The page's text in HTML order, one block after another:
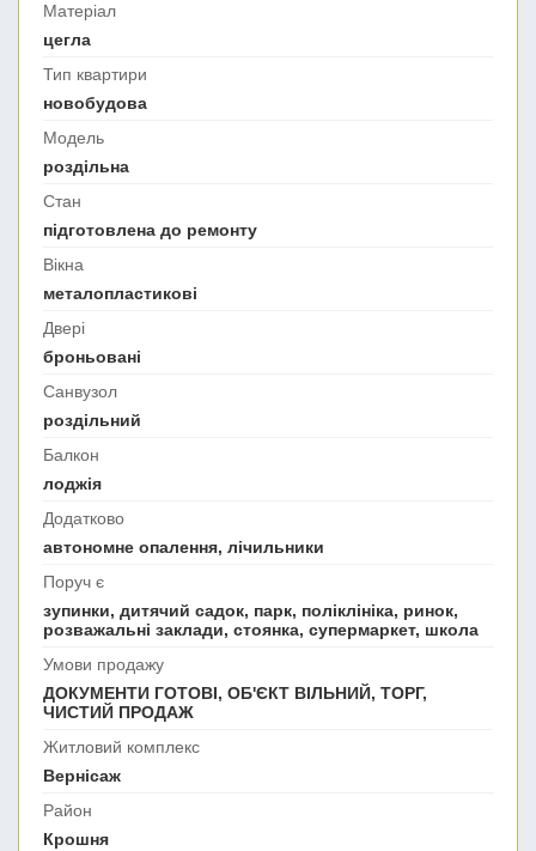
Матеріал
цегла
Тип квартири
новобудова
Модель
роздільна
Стан
підготовлена до ремонту
Вікна
металопластикові
Двері
броньовані
Санвузол
роздільний
Балкон
лоджія
Додатково
автономне опалення, лічильники
Поруч є
зупинки, дитячий садок, парк, поліклініка, ринок,
розважальні заклади, стоянка, супермаркет, школа
Умови продажу
ДОКУМЕНТИ ГОТОВІ, ОБ'ЄКТ ВІЛЬНИЙ, ТОРГ,
ЧИСТИЙ ПРОДАЖ
Житловий комплекс
Вернісаж
Район
Крошня